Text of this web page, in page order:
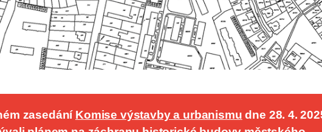
zasedání Komise výstavby a urbanismu dne 28. 4.